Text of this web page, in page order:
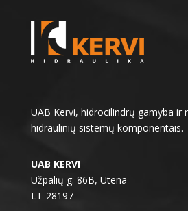
UAB Kervi, hidrocilindrų gamyba ir
hidraulinių sistemų komponentais.
UAB KERVI
Užpalių g. 86B, Utena
LT-28197